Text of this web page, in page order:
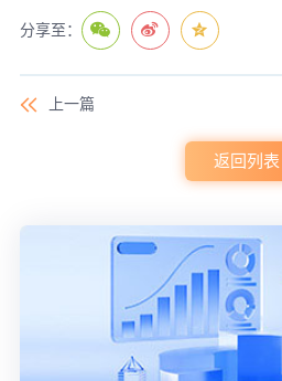
分享至：
上一篇
返回列表